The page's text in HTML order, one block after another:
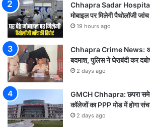
Chhapra Sadar Hospital:
मोबाइल पर मिलेगी पैथोलॉजी जांच
19 hours ago
Chhapra Crime News:
बदमाश, पुलिस ने घेराबंदी कर
2 days ago
GMCH Chhapra: छपरा
कॉलेजों का PPP मोड में होगा
2 days ago